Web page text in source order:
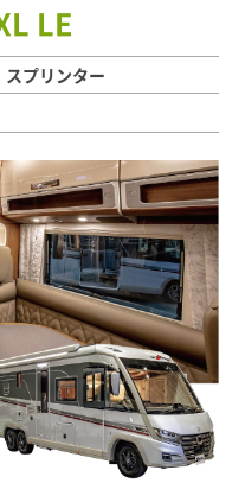
LE
スプリンター